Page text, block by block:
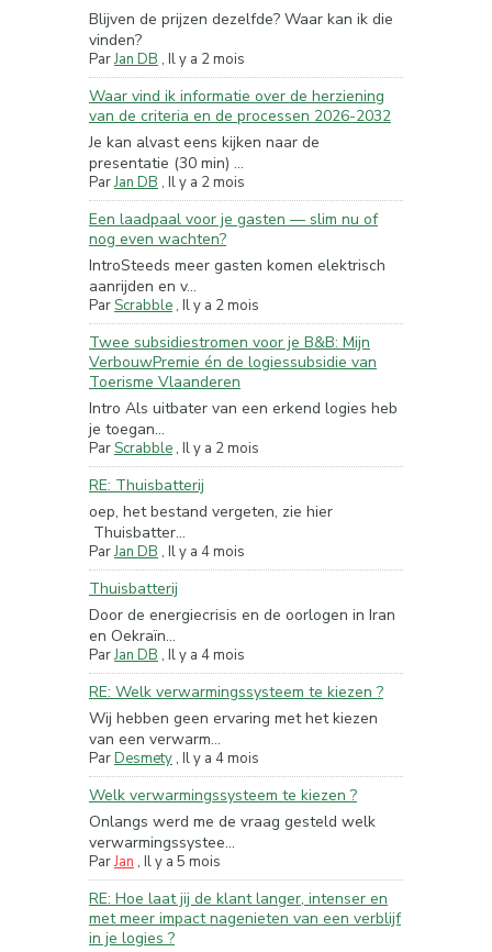
Blijven de prijzen dezelfde? Waar kan ik die
vinden?
ParJan DB , Il y a 2 mois
Waar vind ik informatie over de herziening
van de criteria en de processen 2026-2032
Je kan alvast eens kijken naar de
presentatie (30 min) ...
ParJan DB , Il y a 2 mois
Een laadpaal voor je gasten — slim nu of
nog even wachten?
IntroSteeds meer gasten komen elektrisch
aanrijden en v...
ParScrabble , Il y a 2 mois
Twee subsidiestromen voor je B&B: Mijn
VerbouwPremie én de logiessubsidie van
Toerisme Vlaanderen
Intro Als uitbater van een erkend logies heb
je toegan...
ParScrabble , Il y a 2 mois
RE: Thuisbatterij
oep, het bestand vergeten, zie hier
Thuisbatter...
ParJan DB , Il y a 4 mois
Thuisbatterij
Door de energiecrisis en de oorlogen in Iran
en Oekraïn...
ParJan DB , Il y a 4 mois
RE: Welk verwarmingssysteem te kiezen ?
Wij hebben geen ervaring met het kiezen
van een verwarm...
ParDesmety , Il y a 4 mois
Welk verwarmingssysteem te kiezen ?
Onlangs werd me de vraag gesteld welk
verwarmingssystee...
ParJan , Il y a 5 mois
RE: Hoe laat jij de klant langer, intenser en
met meer impact nagenieten van een verblijf
in je logies ?